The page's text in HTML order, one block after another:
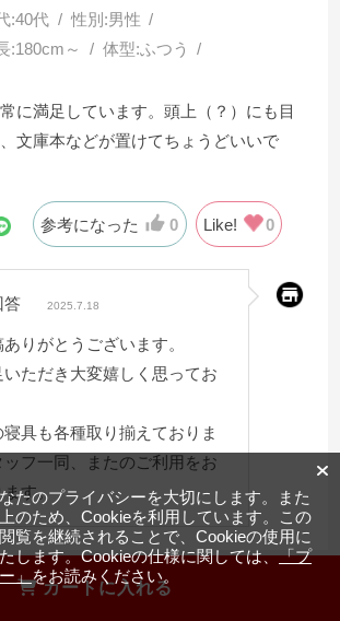
カートに入れる
:40代 性別:男性
:180cm～ 体型:ふつう
に満足しています。頭上（？）にも目
文庫本などが置けてちょうどいいで
参考になった 0 Like! 0
答 2025.7.18
りがとうございます。
ただき大変嬉しく思ってお
具も各種取り揃えておりま
フ一同、またのご利用をお
ます。
たのプライバシーを大切にします。また
のため、Cookieを利用しています。この
覧を継続されることで、Cookieの使用に
します。Cookieの仕様に関しては、「プ
」をお読みください。